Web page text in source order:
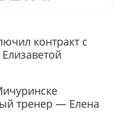
контракт с
тренер — Елена